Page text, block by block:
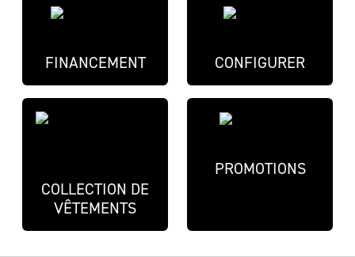
FINANCEMENT CONFIGURER
COLLECTION DE
VÊTEMENTS
PROMOTIONS